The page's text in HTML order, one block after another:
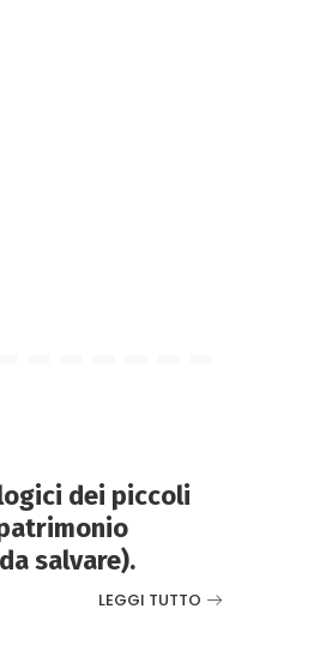
dei piccoli
salvare).
LEGGI TUTTO